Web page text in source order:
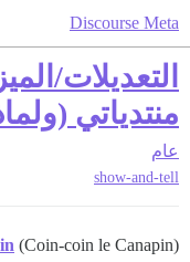
Discourse Meta
التعديلات/
منتدياتي
عام
show-and-tell
(Coin-coin le Canapin)